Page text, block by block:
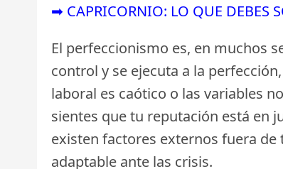
➡ CAPRICORNIO: LO QUE DEBES
El perfeccionismo es, en muchos
control y se ejecuta a la
laboral es caótico o las variables
sientes que tu reputación está en
existen factores externos fuera
adaptable ante las crisis.